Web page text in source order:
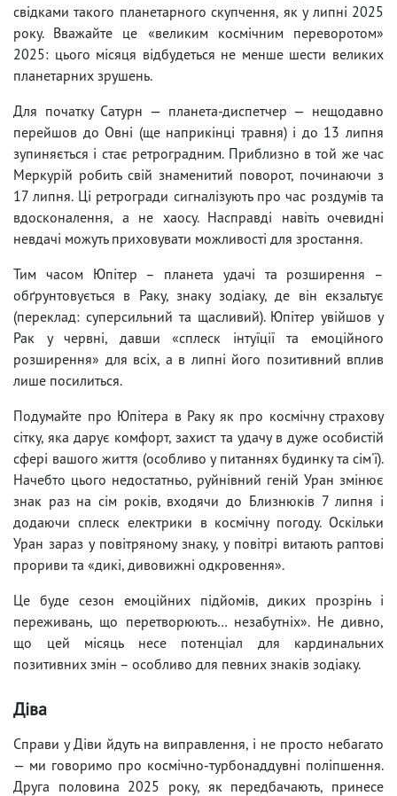
свідками такого планетарного скупчення, як у липні 2025
року. Вважайте це «великим космічним переворотом»
2025: цього місяця відбудеться не менше шести великих
планетарних зрушень.
Для початку Сатурн — планета-диспетчер — нещодавно
перейшов до Овні (ще наприкінці травня) і до 13 липня
зупиняється і стає ретроградним. Приблизно в той же час
Меркурій робить свій знаменитий поворот, починаючи з
17 липня. Ці ретрогради сигналізують про час роздумів та
вдосконалення, а не хаосу. Насправді навіть очевидні
невдачі можуть приховувати можливості для зростання.
Тим часом Юпітер – планета удачі та розширення –
обґрунтовується в Раку, знаку зодіаку, де він екзальтує
(переклад: суперсильний та щасливий). Юпітер увійшов у
Рак у червні, давши «сплеск інтуїції та емоційного
розширення» для всіх, а в липні його позитивний вплив
лише посилиться.
Подумайте про Юпітера в Раку як про космічну страхову
сітку, яка дарує комфорт, захист та удачу в дуже особистій
сфері вашого життя (особливо у питаннях будинку та сім'ї).
Начебто цього недостатньо, руйнівний геній Уран змінює
знак раз на сім років, входячи до Близнюків 7 липня і
додаючи сплеск електрики в космічну погоду. Оскільки
Уран зараз у повітряному знаку, у повітрі витають раптові
прориви та «дикі, дивовижні одкровення».
Це буде сезон емоційних підйомів, диких прозрінь і
переживань, що перетворюють… незабутніх». Не дивно,
що цей місяць несе потенціал для кардинальних
позитивних змін – особливо для певних знаків зодіаку.
Діва
Справи у Діви йдуть на виправлення, і не просто небагато
— ми говоримо про космічно-турбонаддувні поліпшення.
Друга половина 2025 року, як передбачають, принесе